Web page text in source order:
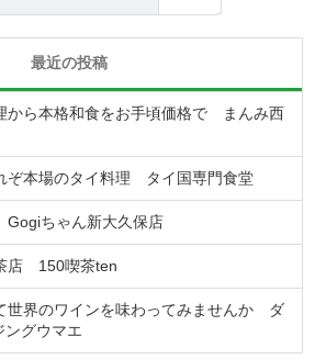
最近の投稿
から本格和食をお手頃価格で まんみ西
ぞ本場のタイ料理 タイ国専門食堂
ちゃん新大久保店
店 150喫茶ten
世界のワインを味わってみませんか ダ
ングウマエ